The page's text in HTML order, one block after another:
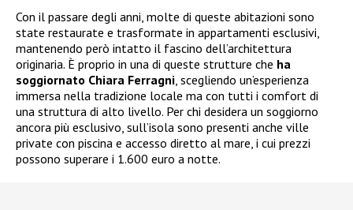
Con il passare degli anni, molte di queste abitazioni sono
state restaurate e trasformate in appartamenti esclusivi,
mantenendo però intatto il fascino dell’architettura
originaria. È proprio in una di queste strutture che ha
soggiornato Chiara Ferragni , scegliendo un’esperienza
immersa nella tradizione locale ma con tutti i comfort di
una struttura di alto livello. Per chi desidera un soggiorno
ancora più esclusivo, sull’isola sono presenti anche ville
private con piscina e accesso diretto al mare, i cui prezzi
possono superare i 1.600 euro a notte.